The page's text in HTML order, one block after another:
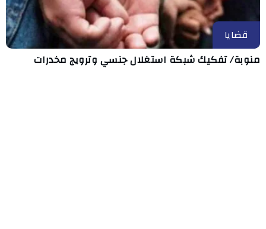
قضايا
منوبة/ تفكيك شبكة استغلال جنسي وترويج مخدرات